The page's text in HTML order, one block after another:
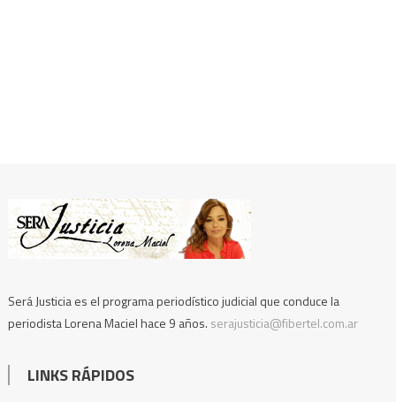
Será Justicia es el programa periodístico judicial que conduce la
periodista Lorena Maciel hace 9 años. serajusticia@fibertel.com.ar
LINKS RÁPIDOS